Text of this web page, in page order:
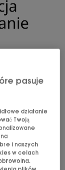
tego, jaki
odbijać
wtedy,
Właściwe
pasuje
działanie
Twoją
i naszych
w celach